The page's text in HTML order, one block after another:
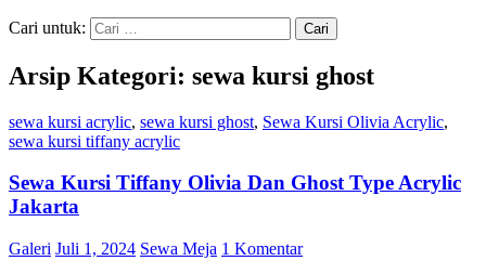
Cari untuk:
Arsip Kategori: sewa kursi ghost
sewa kursi acrylic, sewa kursi ghost, Sewa Kursi Olivia Acrylic,
sewa kursi tiffany acrylic
Sewa Kursi Tiffany Olivia Dan Ghost Type Acrylic
Jakarta
Galeri Juli 1, 2024 Sewa Meja 1 Komentar